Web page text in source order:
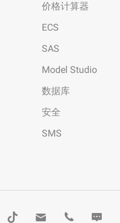
价格计算器
ECS
SAS
Model Studio
数据库
安全
SMS